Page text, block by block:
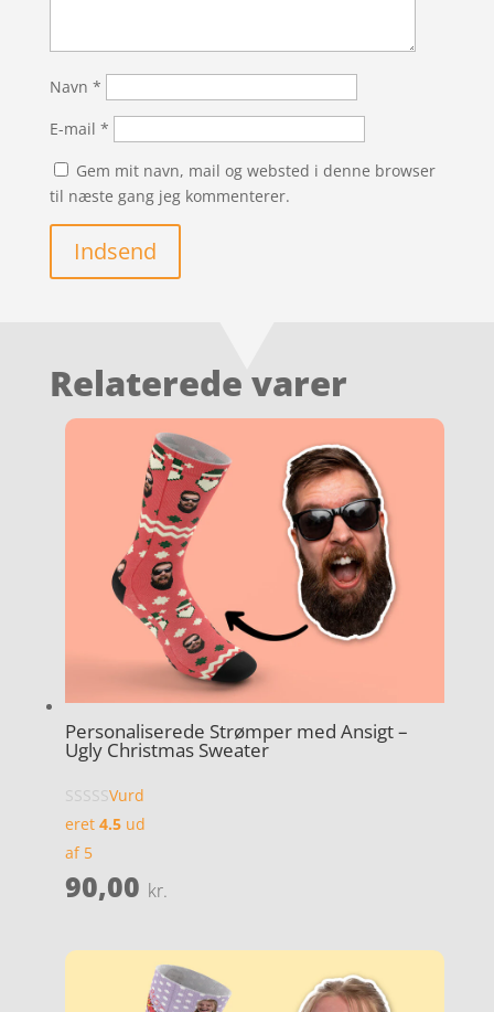
Navn *
E-mail *
Gem mit navn, mail og websted i denne browser
til næste gang jeg kommenterer.
Indsend
Relaterede varer
Personaliserede Strømper med Ansigt –
Ugly Christmas Sweater
Vurd
eret 4.5ud
af 5
90,00 kr.